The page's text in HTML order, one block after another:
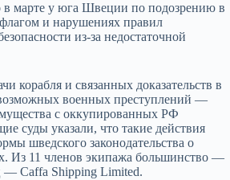
в марте у юга Швеции по подозрению в
и нарушениях правил
из‑за недостаточной
корабля и связанных доказательств в
военных преступлений —
с оккупированных РФ
суды указали, что такие действия
шведского законодательства о
Из 11 членов экипажа большинство —
— Caffa Shipping Limited.